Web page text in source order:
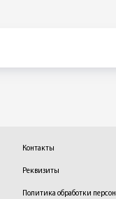
Контакты
Реквизиты
Политика обработки